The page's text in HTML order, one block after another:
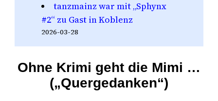
tanzmainz war mit „Sphynx
#2“ zu Gast in Koblenz
2026-03-28
Ohne Krimi geht die Mimi …
(„Quergedanken“)